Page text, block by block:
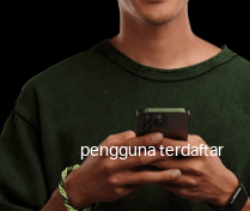
pengguna terdaftar